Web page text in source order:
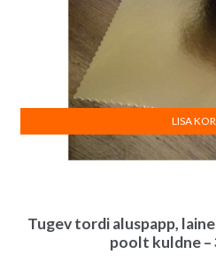
Tugev tordi aluspapp,
poolt kuldne –
LISA